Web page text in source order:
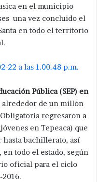
en el municipio
una vez concluido el
en todo el territorio
Pública (SEP) en
de un millón
regresaron a
en Tepeaca) que
hasta bachillerato, así
en todo el estado, según
oficial para el ciclo
2016.